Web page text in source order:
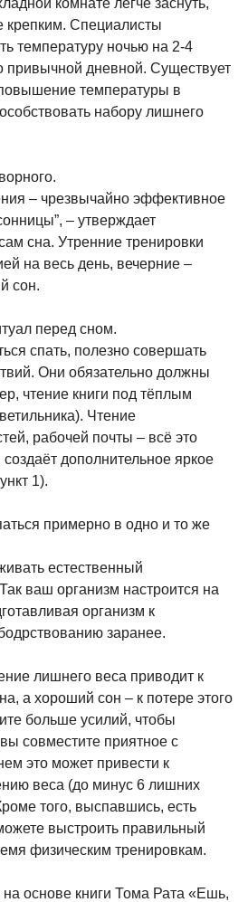
комнате легче заснуть,
крепким. Специалисты
температуру ночью на 2-4
привычной дневной. Существует
температуры в
набору лишнего
– чрезвычайно эффективное
– утверждает
сна. Утренние тренировки
на весь день, вечерние –
сон.
перед сном.
спать, полезно совершать
Они обязательно должны
чтение книги под тёплым
Чтение
рабочей почты – всё это
дополнительное яркое
1).
примерно в одно и то же
естественный
ваш организм настроится на
организм к
заранее.
лишнего веса приводит к
а хороший сон – к потере этого
больше усилий, чтобы
совместите приятное с
это может привести к
веса (до минус 6 лишних
того, выспавшись, есть
выстроить правильный
физическим тренировкам.
на основе книги Тома Рата «Ешь,